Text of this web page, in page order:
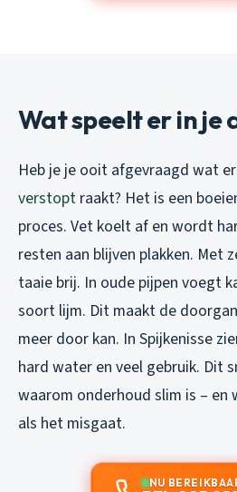
Wat speelt er in je
Heb je je ooit afgevraagd wat
verstopt raakt? Het is een
proces. Vet koelt af en wordt
resten aan blijven plakken. Met
taaie brij. In oude pijpen voegt
soort lijm. Dit maakt de
meer door kan. In Spijkenisse
hard water en veel gebruik. Dit
waarom onderhoud slim is – en
als het misgaat.
NU